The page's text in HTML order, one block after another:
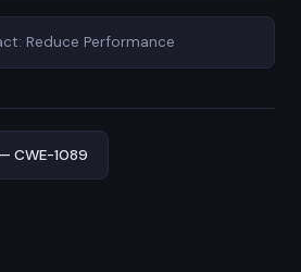
Reduce Performance
CWE-1089